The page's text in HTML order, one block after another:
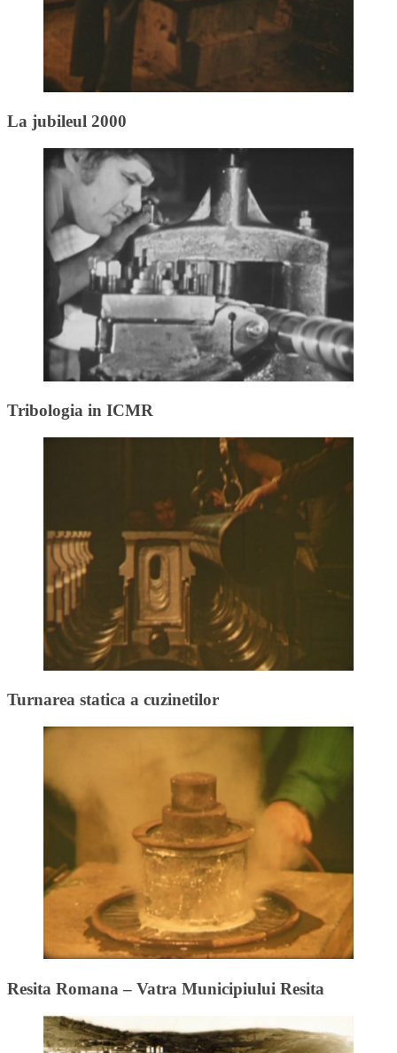
La jubileul 2000
Tribologia in ICMR
Turnarea statica a cuzinetilor
Resita Romana – Vatra Municipiului Resita